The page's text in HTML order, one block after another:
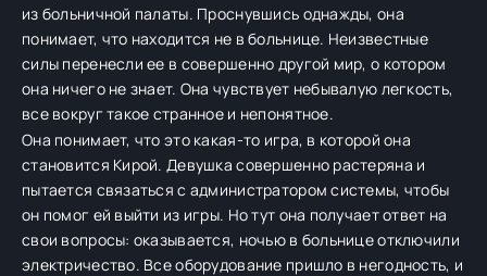
из больничной палаты. Проснувшись однажды, она
понимает, что находится не в больнице. Неизвестные
силы перенесли ее в совершенно другой мир, о котором
она ничего не знает. Она чувствует небывалую легкость,
все вокруг такое странное и непонятное.
Она понимает, что это какая-то игра, в которой она
становится Кирой. Девушка совершенно растеряна и
пытается связаться с администратором системы, чтобы
он помог ей выйти из игры. Но тут она получает ответ на
свои вопросы: оказывается, ночью в больнице отключили
электричество. Все оборудование пришло в негодность, и